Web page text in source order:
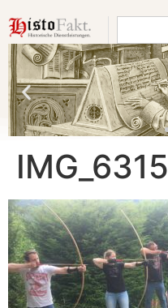
IMG_6315